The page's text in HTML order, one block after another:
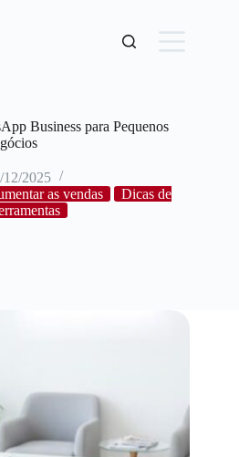
Business para Pequenos
12/2025
as vendas
Dicas de